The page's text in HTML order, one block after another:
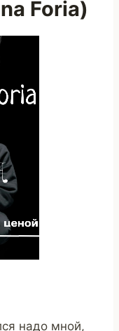
Foria)
надо мной,